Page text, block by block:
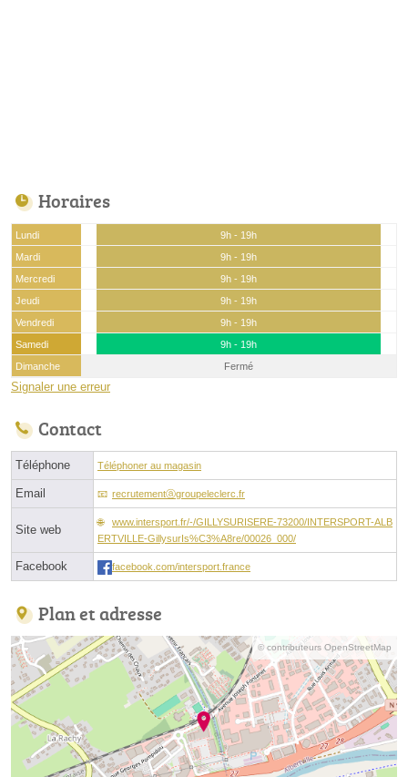
Horaires
Lundi
9h - 19h
Mardi
9h - 19h
Mercredi
9h - 19h
Jeudi
9h - 19h
Vendredi
9h - 19h
Samedi
9h - 19h
Dimanche
Fermé
Signaler une erreur
Contact
Téléphone Téléphoner au magasin
Email recrutementⓐgroupeleclerc.fr
Site web
www.intersport.fr/-/GILLYSURISERE-73200/INTERSPORT-ALB
ERTVILLE-GillysurIs%C3%A8re/00026_000/
Facebook facebook.com/intersport.france
Plan et adresse
© contributeurs OpenStreetMap